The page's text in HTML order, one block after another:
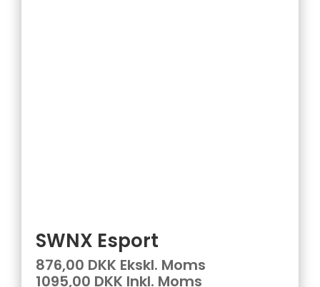
SWNX Esport
876,00 DKK Ekskl. Moms
1095,00 DKK Inkl. Moms